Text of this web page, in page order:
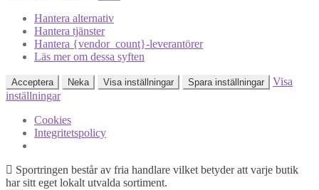
Hantera alternativ
Hantera tjänster
Hantera {vendor_count}-leverantörer
Läs mer om dessa syften
Acceptera Neka Visa inställningar Spara inställningar
Visa
inställningar
Cookies
Integritetspolicy
Sportringen består av fria handlare vilket betyder att varje butik
har sitt eget lokalt utvalda sortiment.